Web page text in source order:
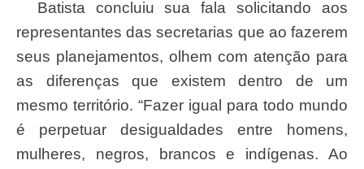
Batista concluiu sua fala solicitando aos
representantes das secretarias que ao fazerem
seus planejamentos, olhem com atenção para
as diferenças que existem dentro de um
mesmo território. “Fazer igual para todo mundo
é perpetuar desigualdades entre homens,
mulheres, negros, brancos e indígenas. Ao